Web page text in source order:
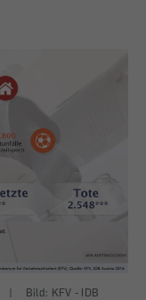
|
Bild: KFV - IDB